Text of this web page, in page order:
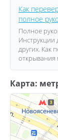
Как
полное
Полное
Инструкции
других. Как
Карта: